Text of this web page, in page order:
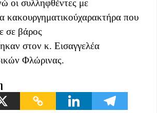
οι συλληφθέντες με
κακουργηματικούχαρακτήρα που
σε βάρος
στoν κ. Εισαγγελέα
Φλώρινας.